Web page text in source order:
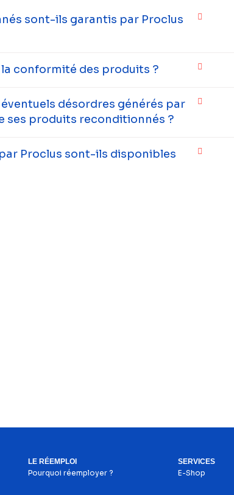
sont-ils garantis par Proclus
conformité des produits ?
désordres générés par
ses produits reconditionnés ?
Proclus sont-ils disponibles
LE RÉEMPLOI
Pourquoi réemployer ?
SERVICES
E-Shop